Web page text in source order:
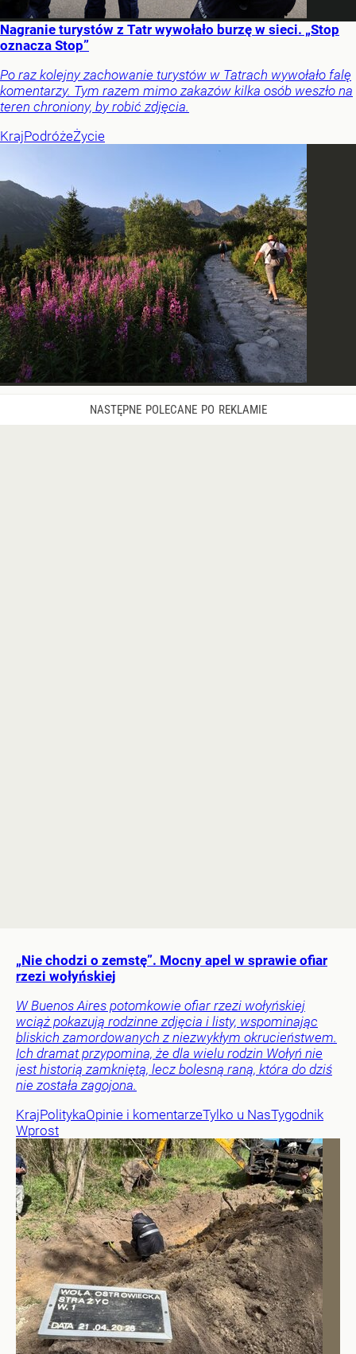
Nagranie turystów z Tatr wywołało burzę w sieci. „Stop
oznacza Stop”
Po raz kolejny zachowanie turystów w Tatrach wywołało falę
komentarzy. Tym razem mimo zakazów kilka osób weszło na
teren chroniony, by robić zdjęcia.
KrajPodróżeŻycie
„Nie chodzi o zemstę”. Mocny apel w sprawie ofiar
rzezi wołyńskiej
W Buenos Aires potomkowie ofiar rzezi wołyńskiej
wciąż pokazują rodzinne zdjęcia i listy, wspominając
bliskich zamordowanych z niezwykłym okrucieństwem.
Ich dramat przypomina, że dla wielu rodzin Wołyń nie
jest historią zamkniętą, lecz bolesną raną, która do dziś
nie została zagojona.
KrajPolitykaOpinie i komentarzeTylko u NasTygodnik
Wprost